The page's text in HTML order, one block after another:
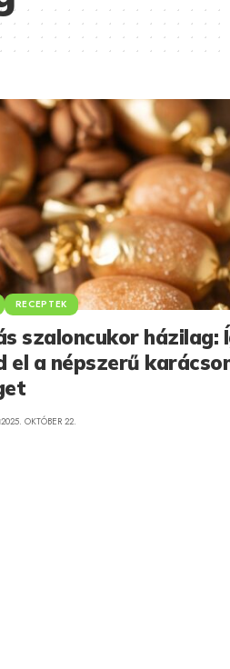
RECEPTEK
szaloncukor házilag:
el a népszerű
2025. OKTÓBER 22.